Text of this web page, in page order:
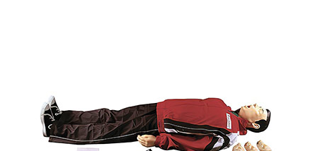
Контакты